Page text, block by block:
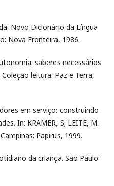
Novo Dicionário da Língua
Nova Fronteira, 1986.
saberes necessários
leitura. Paz e Terra,
em serviço: construindo
In: KRAMER, S; LEITE, M.
Papirus, 1999.
da criança. São Paulo: